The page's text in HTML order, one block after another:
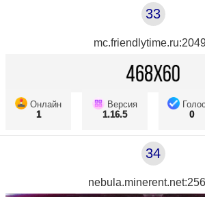
33
Онлайн
1
Версия
1.16.5
0
34